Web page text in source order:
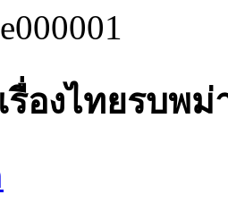
000001
รื่องไทยรบพม่